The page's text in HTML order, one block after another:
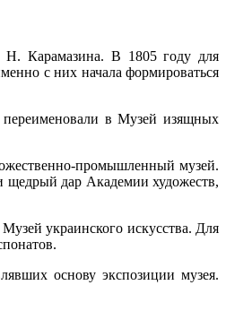
Н. Карамазина. В 1805 году для
с них начала формироваться
переименовали в Музей изящных
промышленный музей.
щедрый дар Академии художеств,
украинского искусства. Для
основу экспозиции музея.